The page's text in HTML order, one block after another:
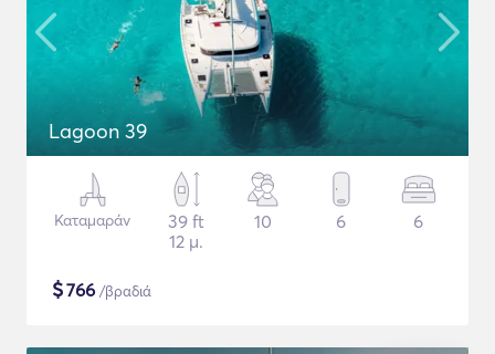
Lagoon 39
Καταμαράν
39 ft
12 μ.
10 6 6
$766 /βραδιά